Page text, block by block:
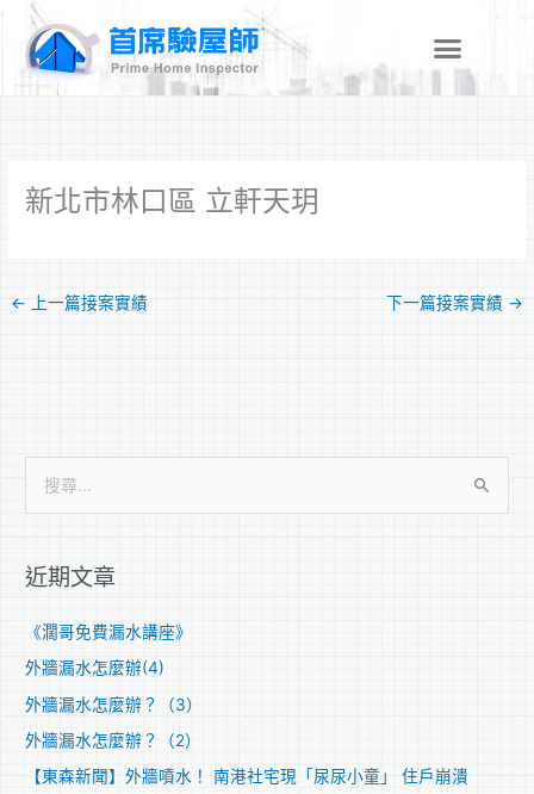
新北市林口區 立軒天玥
← 上一篇接案實績 下一篇接案實績 →
鍵
近期文章
《濶哥免費漏水講座》
外牆漏水怎麼辦(4)
外牆漏水怎麼辦？（3）
外牆漏水怎麼辦？（2）
【東森新聞】外牆噴水！ 南港社宅現「尿尿小童」 住戶崩潰